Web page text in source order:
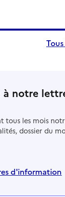
à notre
tous les mois
dossier du
d'information